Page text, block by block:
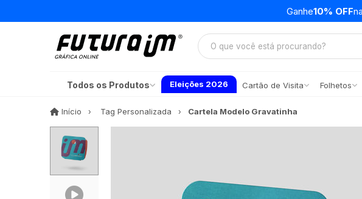
Ganhe10% OFF
Todos os Produtos Eleições 2026 Cartão de Visita Folhetos
Início Início Tag Personalizada Cartela Modelo Gravatinha